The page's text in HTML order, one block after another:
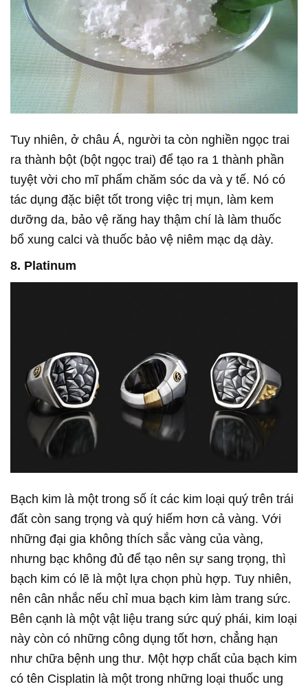
Tuy nhiên, ở châu Á, người ta còn nghiền ngọc trai
ra thành bột (bột ngọc trai) để tạo ra 1 thành phần
tuyệt vời cho mĩ phẩm chăm sóc da và y tế. Nó có
tác dụng đặc biệt tốt trong việc trị mụn, làm kem
dưỡng da, bảo vệ răng hay thậm chí là làm thuốc
bổ xung calci và thuốc bảo vệ niêm mạc dạ dày.
8. Platinum
Bạch kim là một trong số ít các kim loại quý trên trái
đất còn sang trọng và quý hiếm hơn cả vàng. Với
những đại gia không thích sắc vàng của vàng,
nhưng bạc không đủ để tạo nên sự sang trọng, thì
bạch kim có lẽ là một lựa chọn phù hợp. Tuy nhiên,
nên cân nhắc nếu chỉ mua bạch kim làm trang sức.
Bên cạnh là một vật liệu trang sức quý phái, kim loại
này còn có những công dụng tốt hơn, chẳng hạn
như chữa bệnh ung thư. Một hợp chất của bạch kim
có tên Cisplatin là một trong những loại thuốc ung